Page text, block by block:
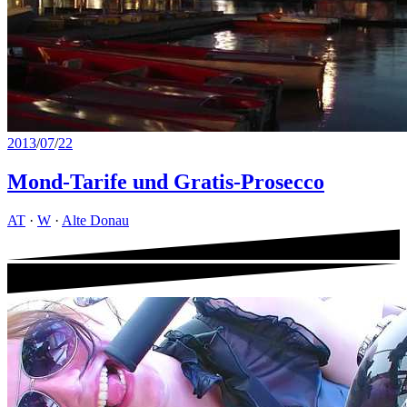
2013/07/22
Mond-Tarife und Gratis-Prosecco
AT · W · Alte Donau